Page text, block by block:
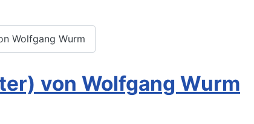
Wolfgang Wurm
von Wolfgang Wurm